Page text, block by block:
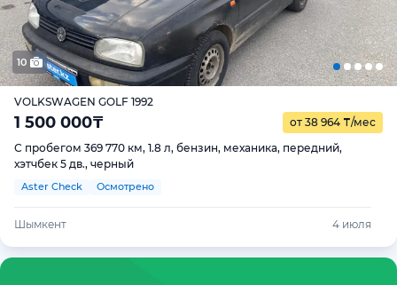
10
VOLKSWAGEN GOLF 1992
1 500 000₸ от 38 964 ₸/мес
С пробегом 369 770 км, 1.8 л, бензин, механика, передний,
хэтчбек 5 дв., черный
Aster Check Осмотрено
Шымкент 4 июля